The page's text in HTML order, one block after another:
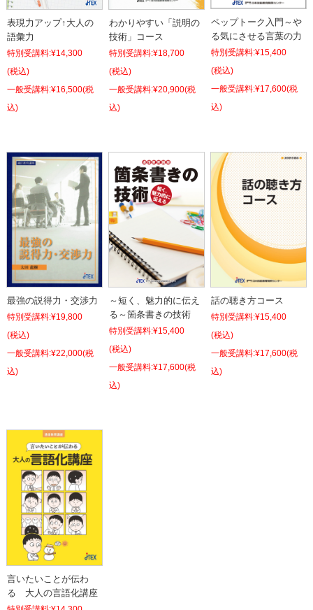
表現力アップ↑大人の
語彙力
特別受講料:¥14,300
(税込)
¥16,500(税
込)
わかりやすい「説明の
技術」コース
特別受講料:¥18,700
(税込)
¥20,900(税
込)
ペップトーク入門～や
る気にさせる言葉の力
特別受講料:¥15,400
(税込)
¥17,600(税
込)
最強の説得力・交渉力
特別受講料:¥19,800
(税込)
¥22,000(税
込)
～短く、魅力的に伝え
る～箇条書きの技術
特別受講料:¥15,400
(税込)
¥17,600(税
込)
話の聴き方コース
特別受講料:¥15,400
(税込)
¥17,600(税
込)
言いたいことが伝わ
る 大人の言語化講座